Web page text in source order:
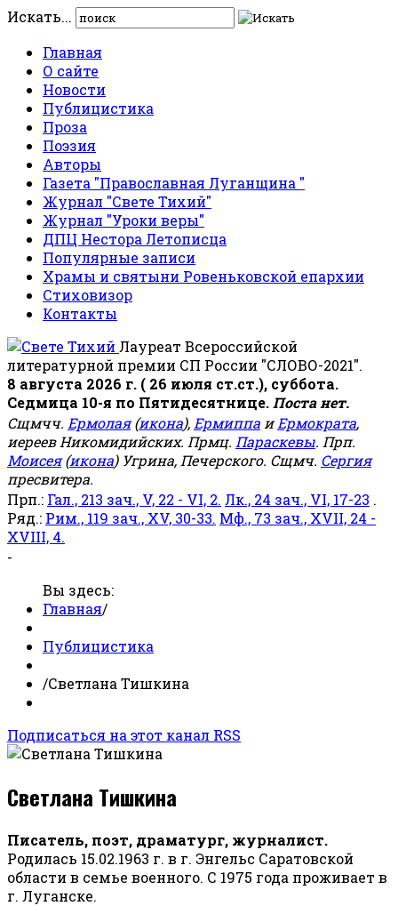
Искать...
Главная
О сайте
Новости
Публицистика
Проза
Поэзия
Авторы
Газета "Православная Луганщина "
Журнал "Свете Тихий"
Журнал "Уроки веры"
ДПЦ Нестора Летописца
Популярные записи
Храмы и святыни Ровеньковской епархии
Стиховизор
Контакты
Лауреат Всероссийской
литературной премии СП России "СЛОВО-2021".
8 августа 2026 г. ( 26 июля ст.ст.), суббота.
Седмица 10-я по Пятидесятнице. Поста нет.
Сщмчч. Ермолая(икона), Ермиппа иЕрмократа,
иереев Никомидийских. Прмц. Параскевы. Прп.
Моисея(икона) Угрина, Печерского. Сщмч. Сергия
пресвитера.
Прп.: Гал., 213 зач., V, 22 - VI, 2. Лк., 24 зач., VI, 17-23 .
Ряд.: Рим., 119 зач., XV, 30-33. Мф., 73 зач., XVII, 24 -
XVIII, 4.
-
Вы здесь:
Главная/
Публицистика
/Светлана Тишкина
Подписаться на этот канал RSS
Светлана Тишкина
Писатель, поэт, драматург, журналист.
Родилась 15.02.1963 г. в г. Энгельс Саратовской
области в семье военного. С 1975 года проживает в
г. Луганске.